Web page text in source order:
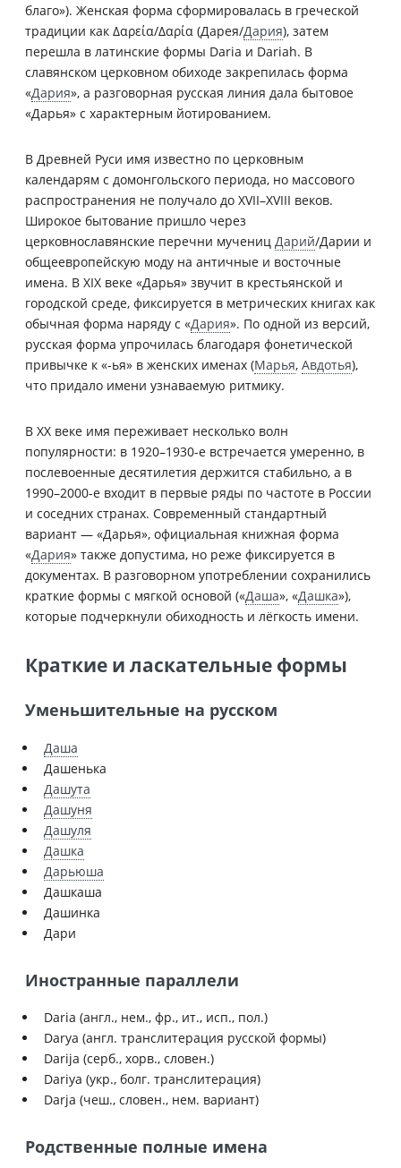
благо»). Женская форма сформировалась в греческой
традиции как Δαρεία/Δαρία (Дарея/Дария), затем
перешла в латинские формы Daria и Dariah. В
славянском церковном обиходе закрепилась форма
«Дария», а разговорная русская линия дала бытовое
«Дарья» с характерным йотированием.
В Древней Руси имя известно по церковным
календарям с домонгольского периода, но массового
распространения не получало до XVII–XVIII веков.
Широкое бытование пришло через
церковнославянские перечни мучениц Дарий/Дарии и
общеевропейскую моду на античные и восточные
имена. В XIX веке «Дарья» звучит в крестьянской и
городской среде, фиксируется в метрических книгах как
обычная форма наряду с «Дария». По одной из версий,
русская форма упрочилась благодаря фонетической
привычке к «-ья» в женских именах (Марья, Авдотья),
что придало имени узнаваемую ритмику.
В XX веке имя переживает несколько волн
популярности: в 1920–1930-е встречается умеренно, в
послевоенные десятилетия держится стабильно, а в
1990–2000-е входит в первые ряды по частоте в России
и соседних странах. Современный стандартный
вариант — «Дарья», официальная книжная форма
«Дария» также допустима, но реже фиксируется в
документах. В разговорном употреблении сохранились
краткие формы с мягкой основой («Даша», «Дашка»),
которые подчеркнули обиходность и лёгкость имени.
Краткие и ласкательные формы
Уменьшительные на русском
Даша
Дашенька
Дашута
Дашуня
Дашуля
Дашка
Дарьюша
Дашкаша
Дашинка
Дари
Иностранные параллели
Daria (англ., нем., фр., ит., исп., пол.)
Darya (англ. транслитерация русской формы)
Darija (серб., хорв., словен.)
Dariya (укр., болг. транслитерация)
Darja (чеш., словен., нем. вариант)
Родственные полные имена